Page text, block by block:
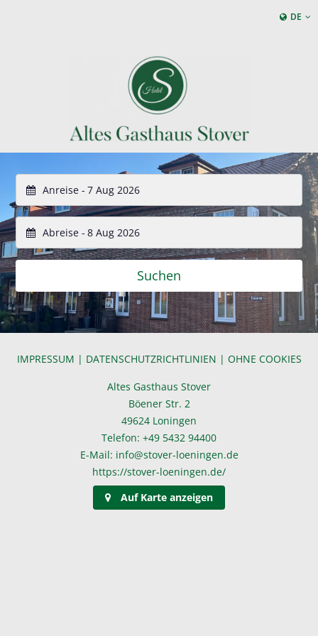
DE
Anreise -
Abreise -
IMPRESSUM | DATENSCHUTZRICHTLINIEN | OHNE COOKIES
Altes Gasthaus Stover
Böener Str. 2
49624 Loningen
Telefon: +49 5432 94400
E-Mail: info@stover-loeningen.de
https://stover-loeningen.de/
Auf Karte anzeigen